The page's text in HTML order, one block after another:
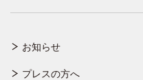
お知らせ
プレスの方へ